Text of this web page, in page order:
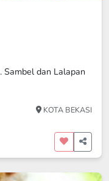
Sambel dan Lalapan
KOTA BEKASI